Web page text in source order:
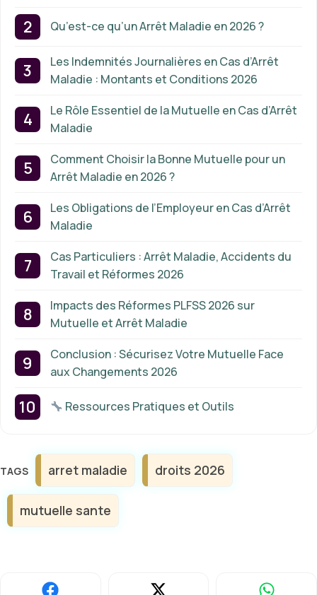
Qu’est-ce qu’un Arrêt Maladie en 2026 ?
Les Indemnités Journalières en Cas d’Arrêt
Maladie : Montants et Conditions 2026
Le Rôle Essentiel de la Mutuelle en Cas d’Arrêt
Maladie
Comment Choisir la Bonne Mutuelle pour un
Arrêt Maladie en 2026 ?
Les Obligations de l’Employeur en Cas d’Arrêt
Maladie
Cas Particuliers : Arrêt Maladie, Accidents du
Travail et Réformes 2026
Impacts des Réformes PLFSS 2026 sur
Mutuelle et Arrêt Maladie
Conclusion : Sécurisez Votre Mutuelle Face
aux Changements 2026
Ressources Pratiques et Outils
Étiquettes
arret maladie droits 2026
mutuelle sante